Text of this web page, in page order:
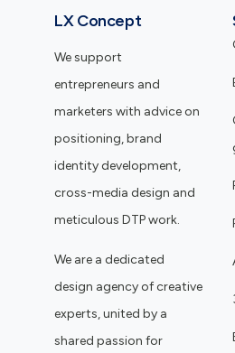
LX Concept
We support
entrepreneurs and
marketers with advice on
positioning, brand
identity development,
cross-media design and
meticulous DTP work.
We are a dedicated
design agency of creative
experts, united by a
shared passion for